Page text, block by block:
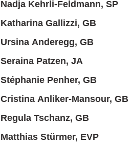
Nadja Kehrli-Feldmann, SP
Katharina Gallizzi, GB
Ursina Anderegg, GB
Seraina Patzen, JA
Stéphanie Penher, GB
Cristina Anliker-Mansour, GB
Regula Tschanz, GB
Matthias Stürmer, EVP